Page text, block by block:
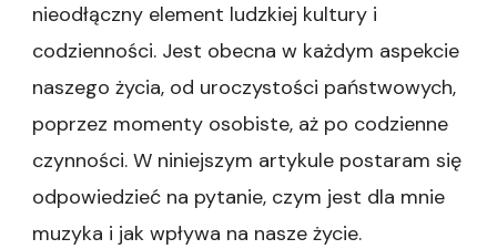
nieodłączny element ludzkiej kultury i
codzienności. Jest obecna w każdym aspekcie
naszego życia, od uroczystości państwowych,
poprzez momenty osobiste, aż po codzienne
czynności. W niniejszym artykule postaram się
odpowiedzieć na pytanie, czym jest dla mnie
muzyka i jak wpływa na nasze życie.